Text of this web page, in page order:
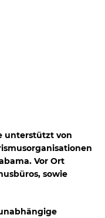
unterstützt von
Vor Ort
sowie